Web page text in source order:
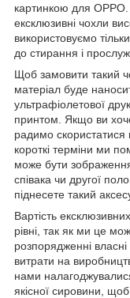
картинкою для
ексклюзивні чохли
використовуємо
до стирання і
Щоб замовити такий
матеріал буде
ультрафіолетової
принтом. Якщо ви
радимо
короткі терміни ми
може бути
співака чи другої
піднесете такий
Вартість
рівні, так як ми це
розпорядженні власні
витрати на
нами
якісної сировини,